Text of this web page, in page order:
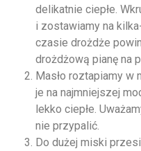
delikatnie ciepłe.
i zostawiamy na
czasie drożdże
drożdżową pianę na
Masło roztapiamy w
je na najmniejszej
lekko ciepłe.
nie przypalić.
Do dużej miski